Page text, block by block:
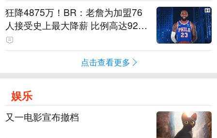
狂降4875万！BR：老詹为加盟76
人接受史上最大降薪 比例高达92.
6%
点击查看更多
娱乐
又一电影宣布撤档